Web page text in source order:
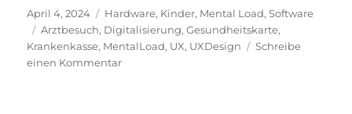
Veröffentlicht
am
April 4, 2024 Kategorien
Hardware, Kinder, Mental Load,Software
Schlagwörter
Arztbesuch, Digitalisierung,Gesundheitskarte,
Krankenkasse, MentalLoad, UX, UXDesign
Schreibe
einen Kommentarzu